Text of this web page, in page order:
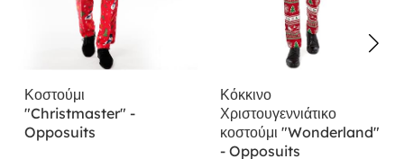
Κοστούμι
"Christmaster" -
Opposuits
Κόκκινο
Χριστουγεννιάτικο
κοστούμι "Wonderland"
- Opposuits